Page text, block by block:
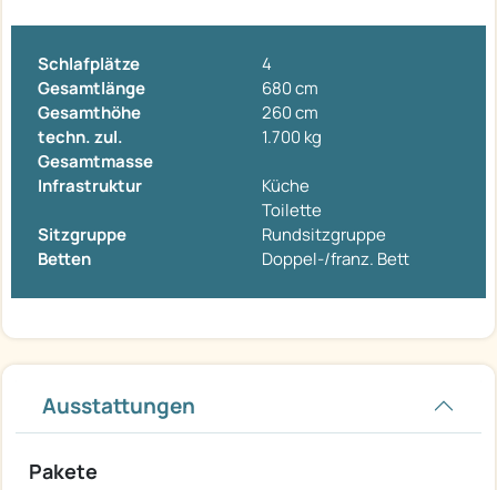
Schlafplätze
4
Gesamtlänge
680 cm
Gesamthöhe
260 cm
techn. zul.
Gesamtmasse
1.700 kg
Infrastruktur
Küche
Toilette
Sitzgruppe
Rundsitzgruppe
Betten
Doppel-/franz. Bett
Ausstattungen
Pakete